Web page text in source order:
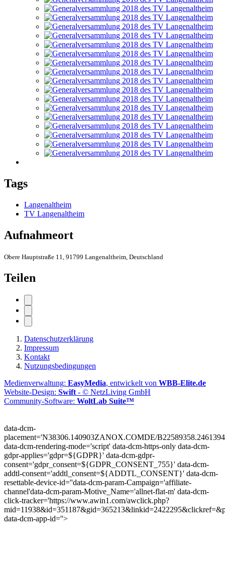
Tags
Langenaltheim
TV Langenaltheim
Aufnahmeort
Obere Hauptstraße 11, 91799 Langenaltheim, Deutschland
Teilen
Datenschutzerklärung
Impressum
Kontakt
Nutzungsbedingungen
Medienverwaltung: EasyMedia, entwickelt von WBB-Elite.de
Website-Design: Swift - © NetzLiving GmbH
Community-Software: WoltLab Suite™
data-dcm-
placement='N38306.140903ZANOX.COMDE/
data-dcm-rendering-mode='script' data-dcm-https-only data-dcm-
gdpr-applies='gdpr=${GDPR}' data-dcm-gdpr-
consent='gdpr_consent=${GDPR_CONSENT_755}' data-dcm-
addtl-consent='addtl_consent=${ADDTL_CONSENT}' data-dcm-
resettable-device-id=''data-dcm-param-Campaign='affiliate-
channel'data-dcm-param-Motive_Name='allnet-flat-m' data-dcm-
click-tracker='https://www.awin1.com/awclick.php?
data-dcm-app-id=''>